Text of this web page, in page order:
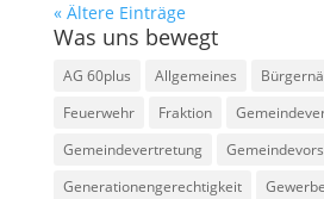
« Ältere Einträge
Was uns bewegt
AG 60plus Allgemeines
Feuerwehr
Fraktion
Gemeindevertretung
Generationengerechtigkeit
Gewerbe